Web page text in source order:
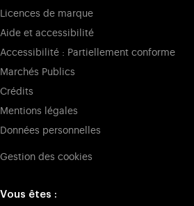
Licences de marque
Aide et accessibilité
Accessibilité : Partiellement conforme
Marchés Publics
Crédits
Mentions légales
Données personnelles
Gestion des cookies
Vous êtes :